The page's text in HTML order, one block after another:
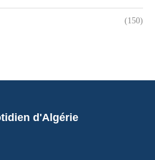
(150)
d'Algérie